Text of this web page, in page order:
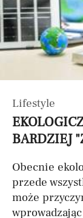
Lifestyle
BARDZIEJ
Obecnie
przede
może